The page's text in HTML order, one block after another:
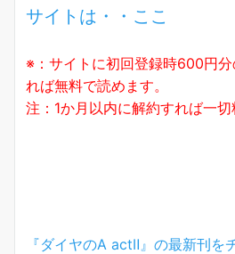
サイトは・・ここ
※：サイトに初回登録時600円
れば無料で読めます。
注：1か月以内に解約すれば一
『ダイヤのA actⅡ』の最新刊を